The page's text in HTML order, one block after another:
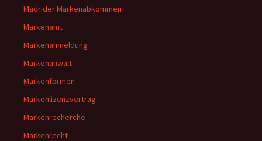
Madrider Markenabkommen
Markenamt
Markenanmeldung
Markenanwalt
Markenformen
Markenlizenzvertrag
Markenrecherche
Markenrecht